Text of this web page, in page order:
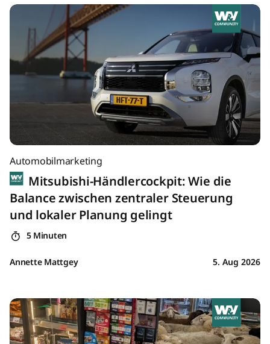
Automobilmarketing
Mitsubishi-Händlercockpit: Wie die
Balance zwischen zentraler Steuerung
und lokaler Planung gelingt
5 Minuten
Annette Mattgey 5. Aug 2026